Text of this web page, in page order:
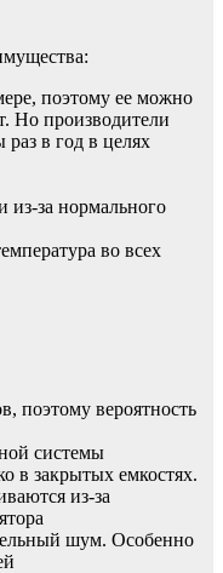
поэтому ее можно
Но производители
раз в год в целях
из-за нормального
во всех
поэтому вероятность
системы
в закрытых емкостях.
из-за
шум. Особенно